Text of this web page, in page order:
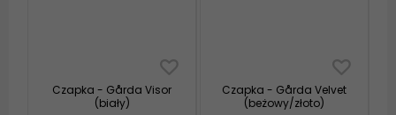
Czapka - Gårda Visor
(biały)
Czapka - Gårda Velvet
(beżowy/złoto)